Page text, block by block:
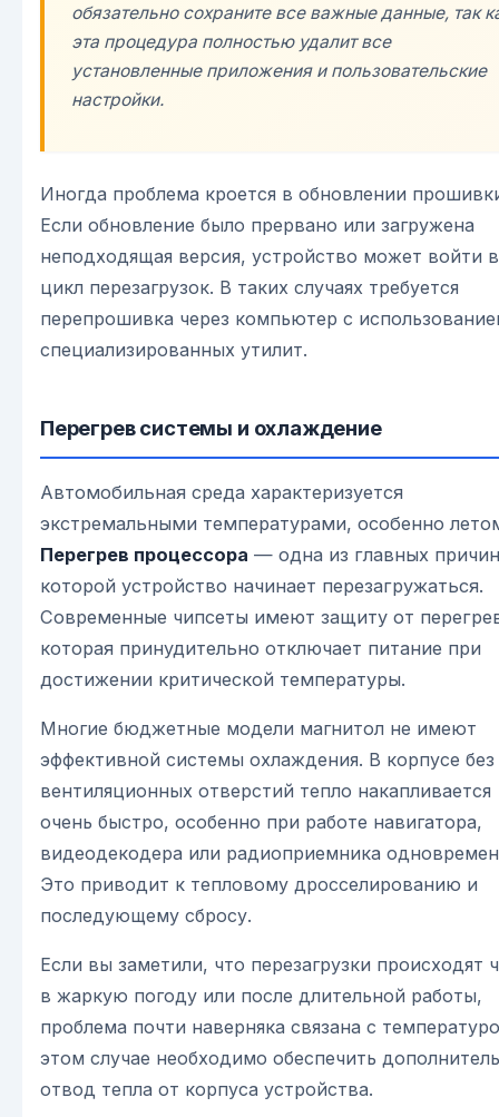
обязательно сохраните все важные данные, так
эта процедура полностью удалит все
установленные приложения и пользовательские
настройки.
Иногда проблема кроется в обновлении
Если обновление было прервано или загружена
неподходящая версия, устройство может войти в
цикл перезагрузок. В таких случаях требуется
перепрошивка через компьютер с
специализированных утилит.
Перегрев системы и охлаждение
Автомобильная среда характеризуется
экстремальными температурами, особенно
Перегрев процессора — одна из главных
которой устройство начинает перезагружаться.
Современные чипсеты имеют защиту от
которая принудительно отключает питание при
достижении критической температуры.
Многие бюджетные модели магнитол не имеют
эффективной системы охлаждения. В корпусе без
вентиляционных отверстий тепло накапливается
очень быстро, особенно при работе навигатора,
видеодекодера или радиоприемника
Это приводит к тепловому дросселированию и
последующему сбросу.
Если вы заметили, что перезагрузки происходят
в жаркую погоду или после длительной работы,
проблема почти наверняка связана с
этом случае необходимо обеспечить
отвод тепла от корпуса устройства.